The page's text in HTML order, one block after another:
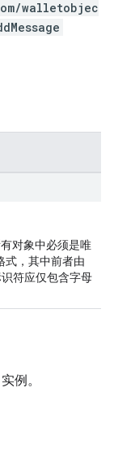
walletobjec
对象中必须是唯
式，其中前者由
符应仅包含字母
实例。